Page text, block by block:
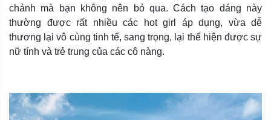
chảnh mà bạn không nên bỏ qua. Cách tạo dáng này
thường được rất nhiều các hot girl áp dụng, vừa dễ
thương lại vô cùng tinh tế, sang trọng, lại thể hiện được sự
nữ tính và trẻ trung của các cô nàng.